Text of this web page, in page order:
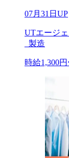
07月31日UP
UTエージ
_製造
時給1,300円